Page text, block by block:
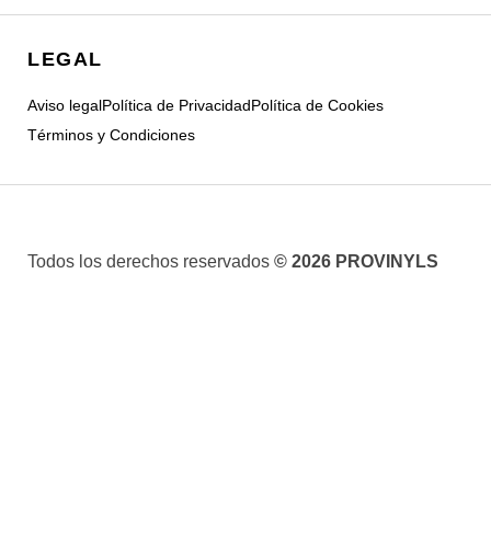
LEGAL
Aviso legalPolítica de PrivacidadPolítica de Cookies
Términos y Condiciones
Todos los derechos reservados © 2026 PROVINYLS